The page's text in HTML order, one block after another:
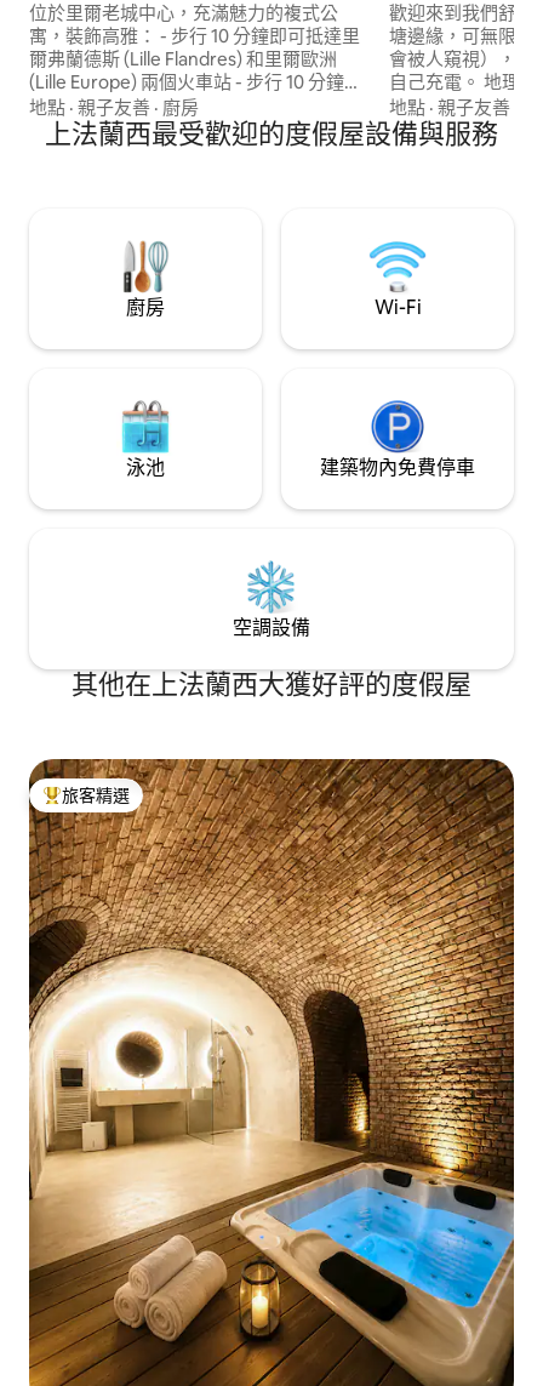
位於里爾老城中心，充滿魅力的複式公
寓，裝飾高雅： - 步行 10 分鐘即可抵達里
爾弗蘭德斯 (Lille Flandres) 和里爾歐洲
(Lille Europe) 兩個火車站 - 步行 10 分鐘即
可抵達 Rihour 地鐵站或 Lille Flandre 地鐵
站 - 步行 5 分鐘即可抵達大廣場 - 距離里爾
天頂體育館 (Zénith de Lille) 1.5 公里（步
(Lille-Lesquin) 12 公里 地下停車場、V'Lille
自行車、巴士……一切都在附近。
地點 · 親子友善 · 廚房
歡迎來到我們舒適
塘邊緣，可無限制
會被人窺視），享
自己充電。 地理
(Amiens) 30 公里
(Abbeville) 20 公
(Saint-Valéry-sur-
趣。 釣魚愛好者
完全寧靜的環境中
籬。
地點 ·親子友善
上法蘭西最受歡迎的度假屋設備與服務
廚房 Wi-Fi
泳池 建築物內免費停車
空調設備
其他在上法蘭西大獲好評的度假屋
旅客精選榜首
旅客精選